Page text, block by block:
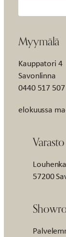
Myymälä
Kauppatori 4
Savonlinna
0440 517 507
elokuussa
Varasto
57200